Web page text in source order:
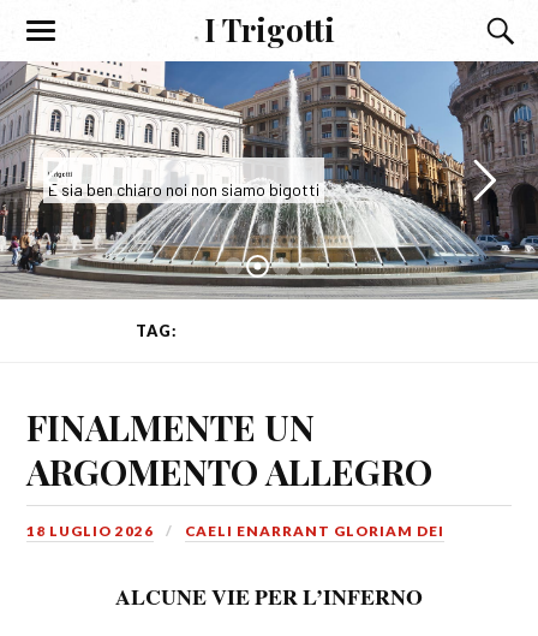
I Trigotti
I Trigotti
E sia ben chiaro noi non siamo bigotti
TAG:
FINALMENTE UN
ARGOMENTO ALLEGRO
18 LUGLIO 2026 CAELI ENARRANT GLORIAM DEI
ALCUNE VIE PER L’INFERNO